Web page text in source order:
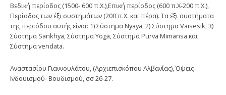
Βεδική περίοδος (1500- 600 π.Χ.),Επική περίοδος (600 π.Χ-200 π.Χ.),
Πε­ρίοδος των έξι συστημάτων (200 π.Χ. και πέρα). Τα έξι συστήματα
της περιό­δου αυτής είναι: 1) Σύστημα Nyaya, 2) Σύστημα Vaisesik, 3)
Σύστημα Sankhya, Σύστημα Yoga, Σύστημα Purva Mimansa και
Σύστημα vendata.
Αναστασίου Γιαννουλάτου, (Αρχιεπισκόπου Αλβανίας), Όψεις
Ινδουισμού- Βουδισμού, σσ 26-27.